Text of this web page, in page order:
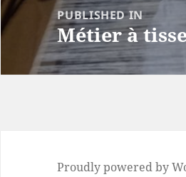
navigationPUBLISHED IN
Métier à
Proudly powered by